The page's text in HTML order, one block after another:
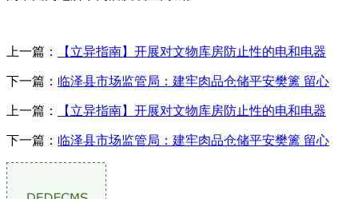
上一篇： 【立异指南】开展对文物库房防止性的电和电器
下一篇： 临泽县市场监管局：建牢肉品仓储平安樊篱 留心
上一篇： 【立异指南】开展对文物库房防止性的电和电器
下一篇： 临泽县市场监管局：建牢肉品仓储平安樊篱 留心